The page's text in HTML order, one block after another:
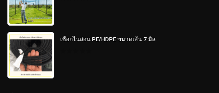
เชือกไนล่อน PE/HDPE ขนาดเส้น 7 มิล